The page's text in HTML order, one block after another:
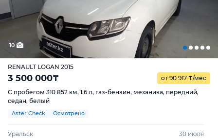
10
RENAULT LOGAN 2015
3 500 000₸ от 90 917 ₸/мес
С пробегом 310 852 км, 1.6 л, газ-бензин, механика, передний,
седан, белый
Aster Check Осмотрено
Уральск 30 июля